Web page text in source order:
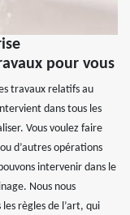
pour vous
travaux relatifs au
dans tous les
Vous voulez faire
d’autres opérations
intervenir dans le
Nous nous
règles de l’art, qui